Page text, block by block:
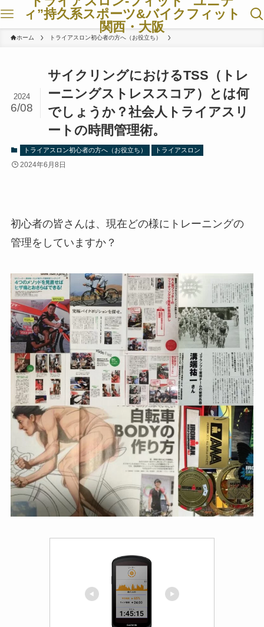
ィ”持久系スポーツ&バイクフィット
関西・大阪
ホーム トライアスロン初心者の方へ（お役立ち）
サイクリングにおけるTSS（トレ
ーニングストレススコア）とは何
でしょうか？社会人トライアスリ
ートの時間管理術。
2024
6/08
トライアスロン初心者の方へ（お役立ち） トライアスロン
2024年6月8日
初心者の皆さんは、現在どの様にトレーニングの
管理をしていますか？